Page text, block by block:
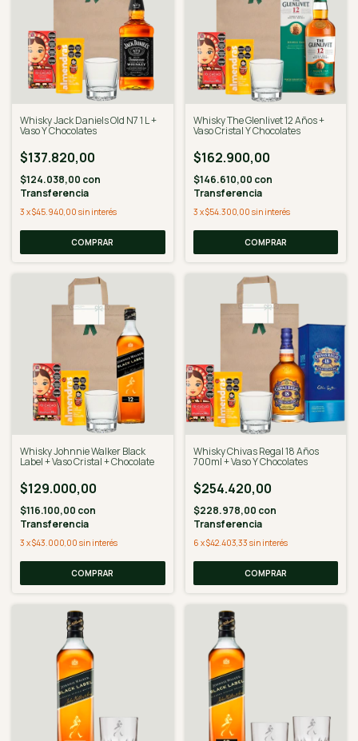
Whisky Jack Daniels Old N7 1 L +
Vaso Y Chocolates
$137.820,00
$124.038,00 con
Transferencia
3 x$45.940,00 sin interés
Whisky The Glenlivet 12 Años +
Vaso Cristal Y Chocolates
$162.900,00
$146.610,00 con
Transferencia
3 x$54.300,00 sin interés
Whisky Johnnie Walker Black
Label + Vaso Cristal + Chocolate
$129.000,00
$116.100,00 con
Transferencia
3 x$43.000,00 sin interés
Whisky Chivas Regal 18 Años
700ml + Vaso Y Chocolates
$254.420,00
$228.978,00 con
Transferencia
6 x$42.403,33 sin interés